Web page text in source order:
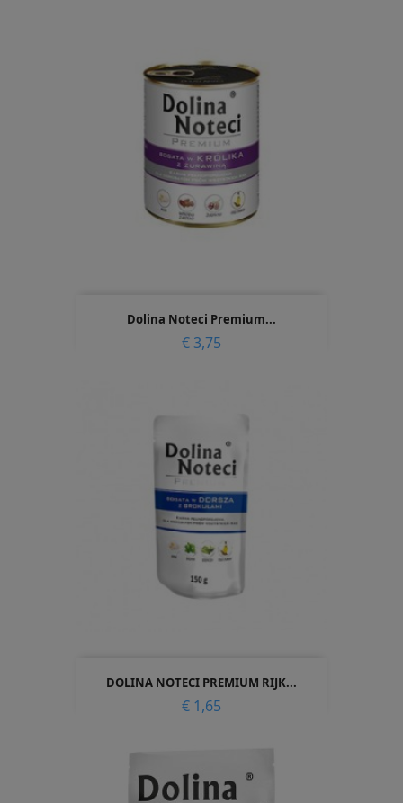
Dolina Noteci Premium...
Prijs
€ 3,75
DOLINA NOTECI PREMIUM RIJK...
Prijs
€ 1,65